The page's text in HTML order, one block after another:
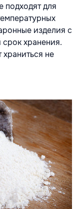
подходят для
изделия с
хранения.
не